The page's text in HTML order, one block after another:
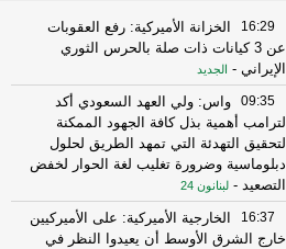
16:29
الخزانة الأميركية: رفع العقوبات
عن 3 كيانات ذات صلة بالحرس الثوري
الإيراني - الجديد
09:35
واس: ولي العهد السعودي أكد
لترامب أهمية بذل كافة الجهود الممكنة
لتحقيق التهدئة التي تمهد الطريق لحلول
دبلوماسية وضرورة تغليب لغة الحوار لخفض
التصعيد - لبنانون 24
16:37
الخارجية الأميركية: على الأميركيين
خارج الشرق الأوسط أن يعيدوا النظر في